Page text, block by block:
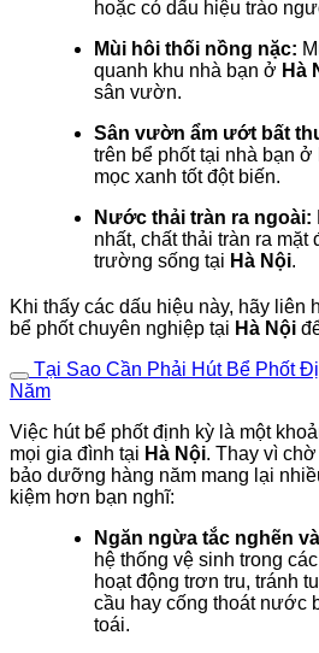
hoặc có dấu hiệu trào
Mùi hôi thối nồng nặc:
quanh khu nhà bạn ở Hà
sân vườn.
Sân vườn ẩm ướt bất
trên bể phốt tại nhà bạn ở
mọc xanh tốt đột biến.
Nước thải tràn ra ngoài:
nhất, chất thải tràn ra mặt
trường sống tại Hà Nội.
Khi thấy các dấu hiệu này, hãy liên
bể phốt chuyên nghiệp tại Hà Nội
Tại Sao Cần Phải Hút Bể Phốt
Năm
Việc hút bể phốt định kỳ là một
mọi gia đình tại Hà Nội. Thay vì
bảo dưỡng hàng năm mang lại
kiệm hơn bạn nghĩ:
Ngăn ngừa tắc nghẽn
hệ thống vệ sinh trong
hoạt động trơn tru, tránh
cầu hay cống thoát nước
toái.